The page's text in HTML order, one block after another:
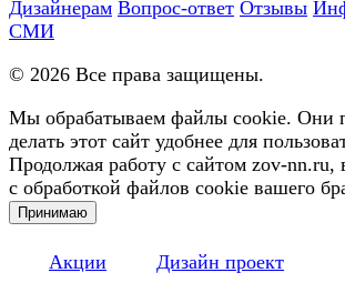
Дизайнерам Вопрос-ответ Отзывы
СМИ
© 2026 Все права защищены.
Мы обрабатываем файлы cookie. Они
делать этот сайт удобнее для
Продолжая работу с сайтом zov-nn.ru,
с обработкой файлов cookie вашего
Принимаю
Акции Дизайн проект